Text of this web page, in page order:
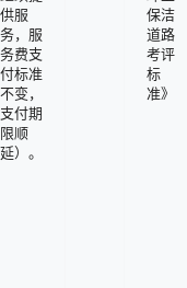
供服
务，服
务费支
付标准
不变，
支付期
限顺
延）。
保洁
道路
考评
标
准》